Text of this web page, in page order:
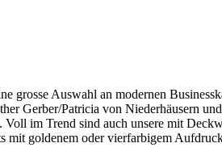
grosse Auswahl an modernen
Gerber/Patricia von Niederhäusern
im Trend sind auch unsere mit
goldenem oder vierfarbigem